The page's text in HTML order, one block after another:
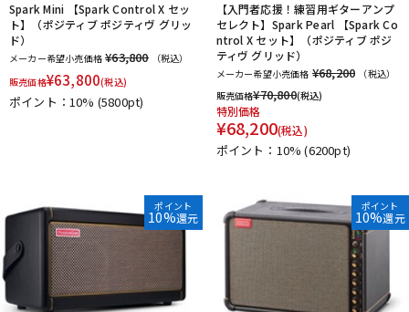
Spark Mini 【Spark Control X セッ
ト】（ポジティブ ポジティヴ グリッ
ド）
メーカー希望小売価格 ¥63,800
（税込）
販売価格¥63,800(税込)
ポイント：10% (5800pt)
【入門者応援！練習用ギターアンプ
セレクト】Spark Pearl 【Spark Co
ntrol X セット】（ポジティブ ポジ
ティヴ グリッド）
メーカー希望小売価格 ¥68,200
（税込）
販売価格¥70,800(税込)
特別価格
¥68,200(税込)
ポイント：10%(6200pt)
ポイント
10%還元
ポイント
10%還元